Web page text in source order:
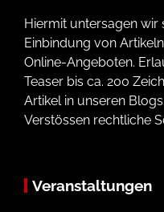
Hiermit untersagen
Einbindung von
Online-Angeboten.
Teaser bis ca. 200
Artikel in unseren
Verstössen rechtliche
Veranstaltungen